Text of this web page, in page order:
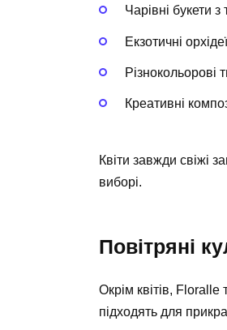
Чарівні букети з
Екзотичні орхідеї
Різнокольорові
Креативні
Квіти завжди свіжі
виборі.
Повітряні
Окрім квітів, Floralle
підходять для